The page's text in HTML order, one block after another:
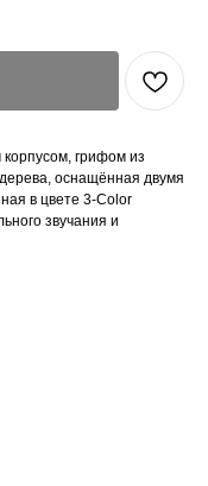
грифом из
оснащённая двумя
в цвете 3-Color
звучания и